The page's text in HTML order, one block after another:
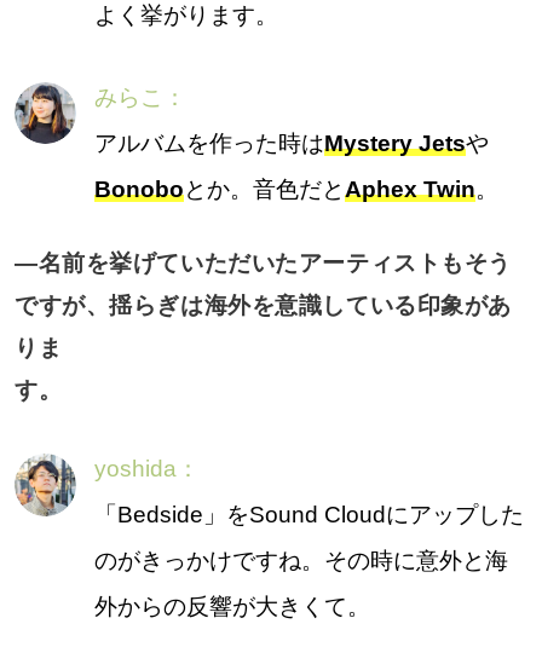
よく挙がります。
みらこ：
アルバムを作った時はMystery Jetsや
Bonoboとか。音色だとAphex Twin。
―名前を挙げていただいたアーティストもそう
ですが、揺らぎは海外を意識している印象があ
りま
す。
yoshida：
「Bedside」をSound Cloudにアップした
のがきっかけですね。その時に意外と海
外からの反響が大きくて。